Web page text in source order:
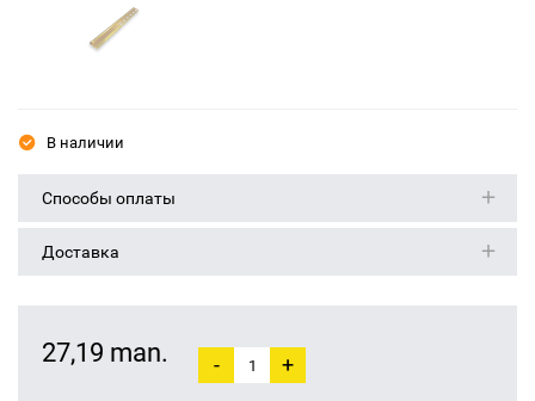
В наличии
Способы оплаты
Доставка
27,19 man. - +